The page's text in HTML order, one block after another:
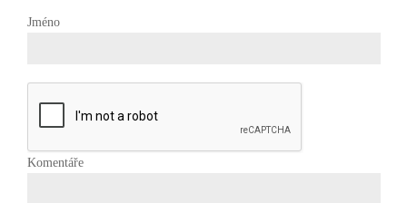
Jméno
Komentáře